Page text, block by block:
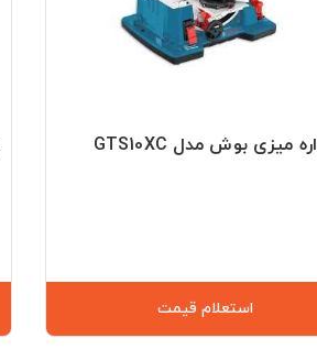
اره میزی بوش مدل GTS10XC
استعلام قیمت